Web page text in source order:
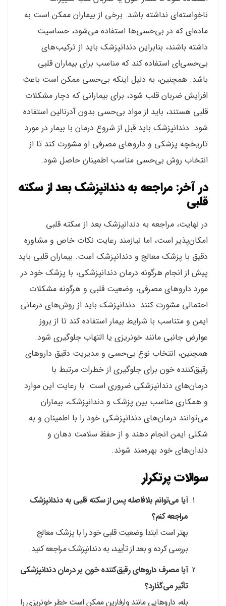
ناخواسته‌ای نداشته باشد. برخی از بیماران ممکن است به
ماده‌ای که در بی‌حسی‌ها استفاده می‌شود، حساسیت
داشته باشند، بنابراین دندانپزشک باید از ترکیب‌های
بی‌حسی‌ای استفاده کند که مناسب برای بیماران قلبی
باشد. همچنین، به دلیل اینکه بی‌حسی ممکن است باعث
افزایش ضربان قلب شود، برای بیمارانی که دچار مشکلات
قلبی هستند، باید از مواد بی‌حسی بدون آدرنالین استفاده
شود. دندانپزشک باید قبل از شروع درمان با بیمار در مورد
تاریخچه پزشکی و داروهای مصرفی او مشورت کند تا از
انتخاب روش بی‌حسی مناسب اطمینان حاصل شود.
در آخر: مراجعه به دندانپزشک بعد از سکته
قلبی
در نهایت، مراجعه به دندانپزشک بعد از سکته قلبی
امکان‌پذیر است، اما نیازمند رعایت نکات خاص و مشاوره
دقیق با پزشک معالج و دندانپزشک است. بیماران قلبی باید
پیش از انجام هرگونه درمان دندانپزشکی، با پزشک خود در
مورد داروهای مصرفی، وضعیت قلبی و هرگونه مشکلات
احتمالی مشورت کنند. دندانپزشک باید از روش‌های درمانی
ایمن و متناسب با شرایط بیمار استفاده کند تا از بروز
عوارض جانبی مانند خونریزی یا التهاب جلوگیری شود.
همچنین، انتخاب نوع بی‌حسی و مدیریت دقیق داروهای
رقیق‌کننده خون برای جلوگیری از خطرات مرتبط با
درمان‌های دندانپزشکی ضروری است. با رعایت این موارد
و همکاری مناسب بین پزشک و دندانپزشک، بیماران
می‌توانند درمان‌های دندانپزشکی خود را با اطمینان و به
شکلی ایمن انجام دهند و از حفظ سلامت دهان و
دندان‌های خود بهره‌مند شوند.
سوالات پرتکرار
آیا می‌توانم بلافاصله پس از سکته قلبی به دندانپزشک
مراجعه کنم؟
بهتر است ابتدا وضعیت قلبی خود را با پزشک معالج
بررسی کرده و بعد از تأیید، به دندانپزشک مراجعه کنید.
آیا مصرف داروهای رقیق‌کننده خون بر درمان دندانپزشکی
تأثیر می‌گذارد؟
بله، داروهایی مانند وارفارین ممکن است خطر خونریزی را